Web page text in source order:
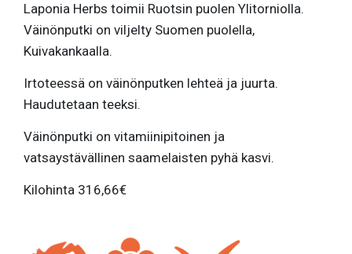
Laponia Herbs toimii Ruotsin puolen Ylitorniolla.
Väinönputki on viljelty Suomen puolella,
Kuivakankaalla.
Irtoteessä on väinönputken lehteä ja juurta.
Haudutetaan teeksi.
Väinönputki on vitamiinipitoinen ja
vatsaystävällinen saamelaisten pyhä kasvi.
Kilohinta 316,66€